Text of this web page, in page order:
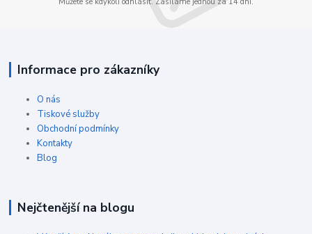
Informace pro zákazníky
O nás
Tiskové služby
Obchodní podmínky
Kontakty
Blog
Nejčtenější na blogu